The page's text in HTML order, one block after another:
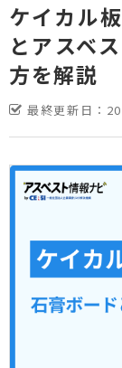
ケイカル
とアスベ
方を解説
最終更新日：